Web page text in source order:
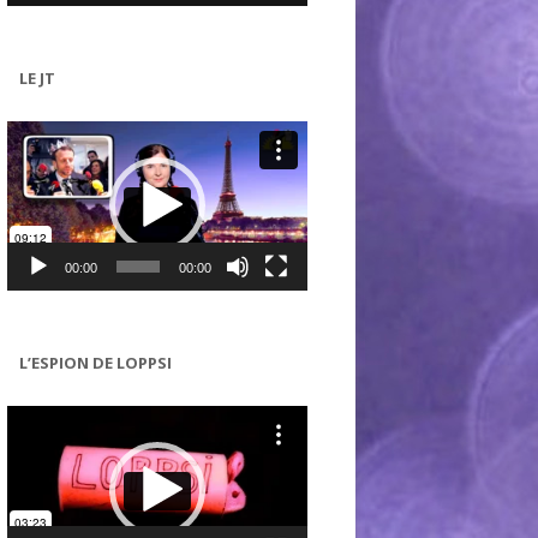
LE JT
Lecteur
vidéo
00:00 00:00
L’ESPION DE LOPPSI
Lecteur